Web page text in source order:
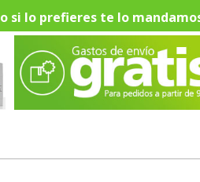
o si lo prefieres te lo